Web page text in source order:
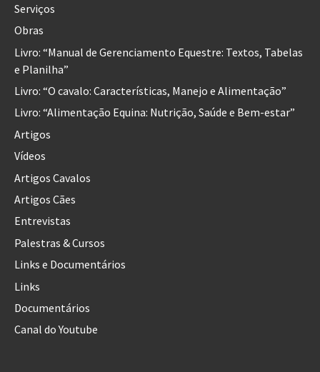
Serviços
Obras
Livro: “Manual de Gerenciamento Equestre: Textos, Tabelas
e Planilha”
Livro: “O cavalo: Características, Manejo e Alimentação”
Livro: “Alimentação Equina: Nutrição, Saúde e Bem-estar”
Artigos
Vídeos
Artigos Cavalos
Artigos Cães
Entrevistas
Palestras & Cursos
Links e Documentários
Links
Documentários
Canal do Youtube